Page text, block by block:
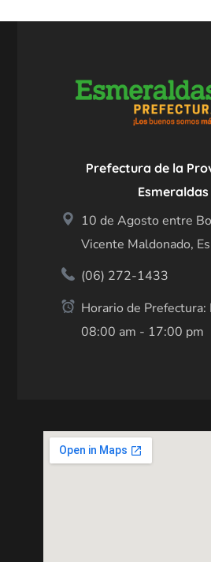
Prefectura de la
Esmeraldas
10 de Agosto entre
Vicente Maldonado,
(06) 272-1433
Horario de Prefectura:
08:00 am - 17:00 pm